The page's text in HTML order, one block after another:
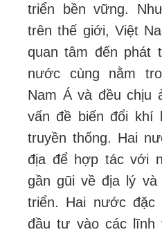
triển bền vững.
trên thế giới, Việt
quan tâm đến phát
nước cùng nằm
Nam Á và đều chịu
vấn đề biến đổi khí
truyền thống. Hai
địa để hợp tác với
gần gũi về địa lý
triển. Hai nước đặc
đầu tư vào các lĩnh